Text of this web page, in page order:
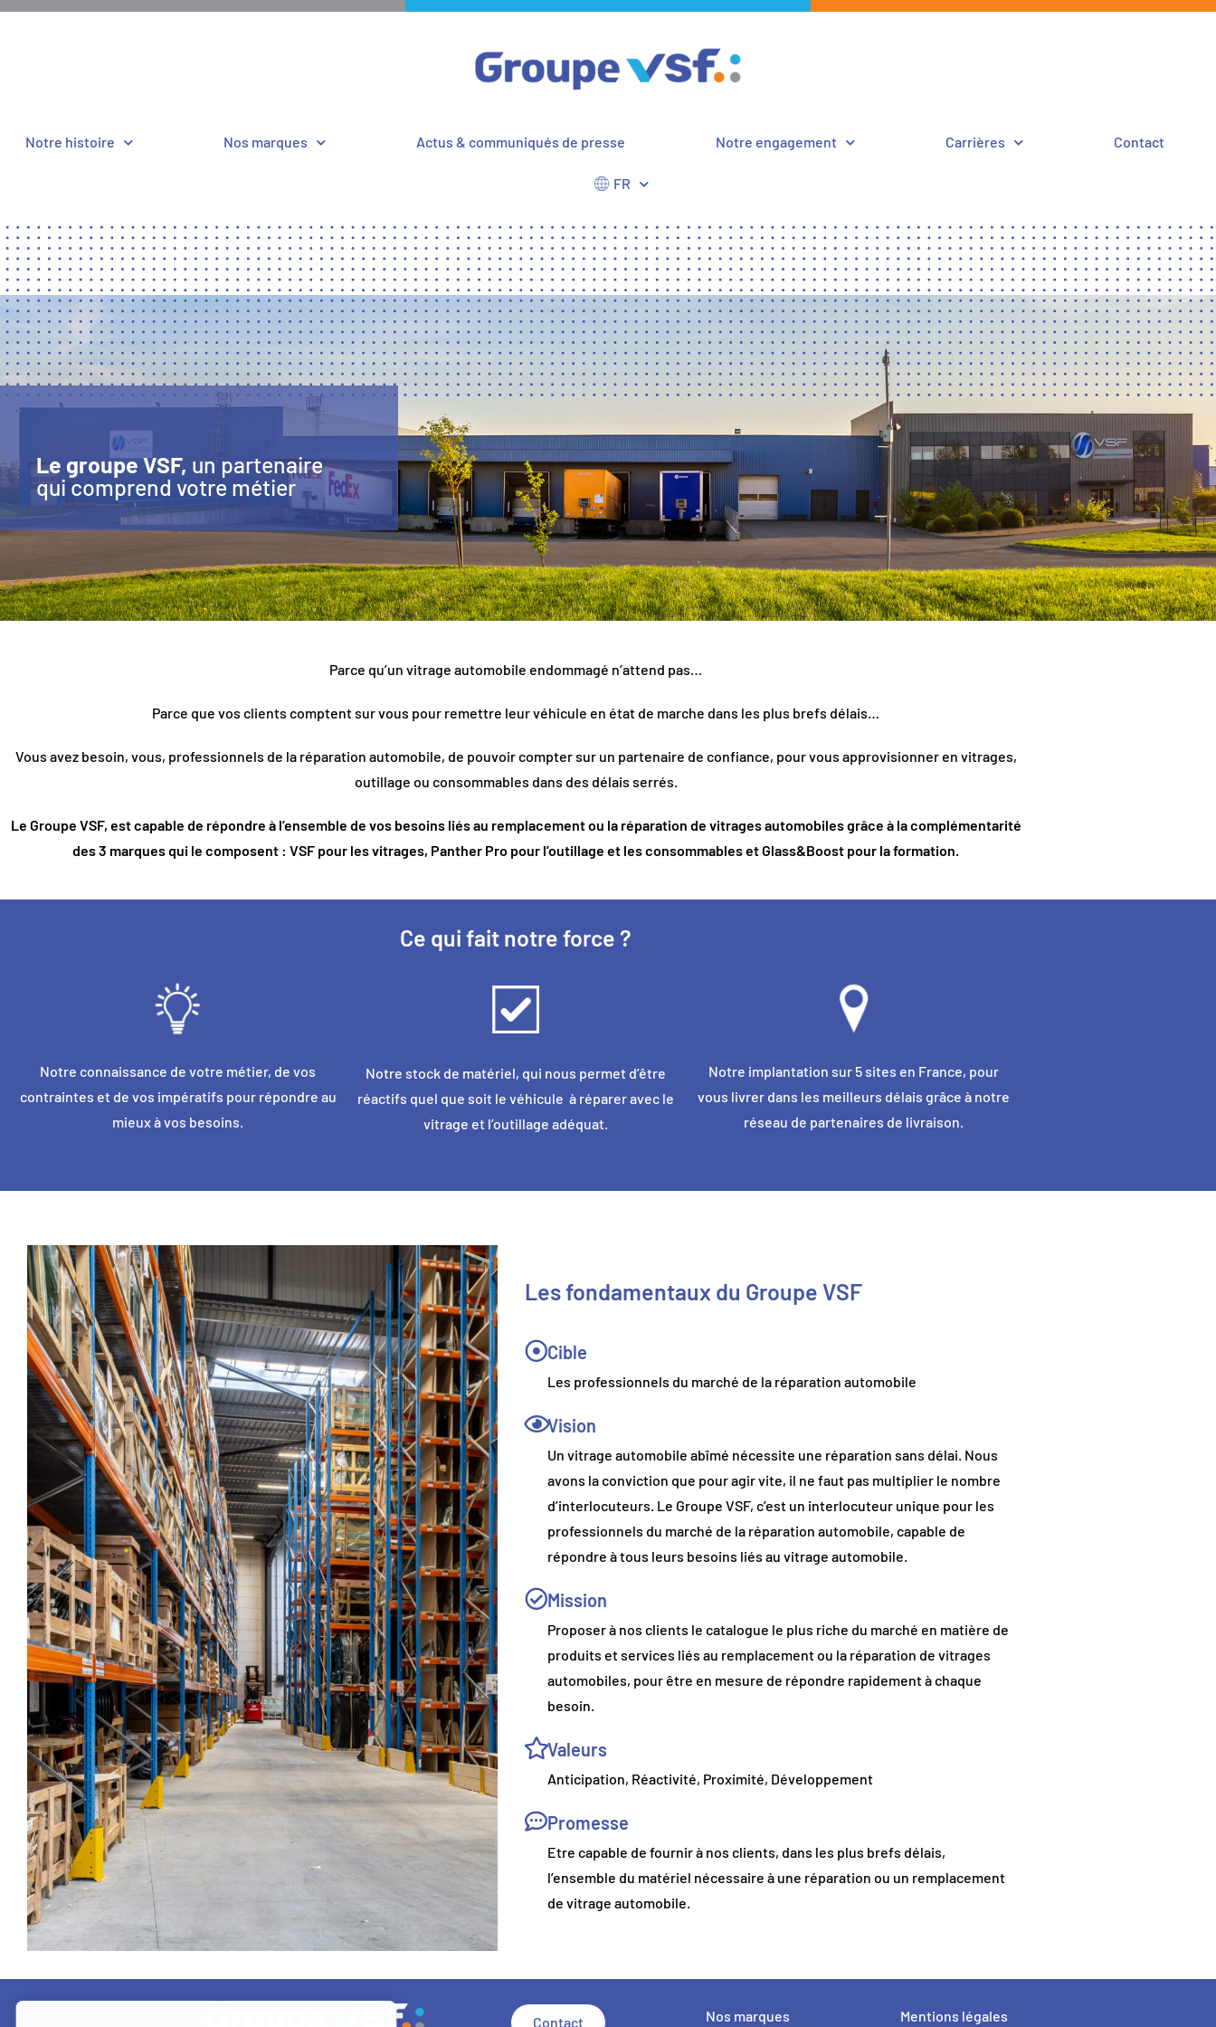
Notre histoire Nos marques Actus & communiqués de presse Notre engagement Carrières Contact
FR
Le groupe VSF, un partenaire
qui comprend votre métier
Parce qu’un vitrage automobile endommagé n’attend pas…
Parce que vos clients comptent sur vous pour remettre leur véhicule en état de marche dans les plus brefs délais…
Vous avez besoin, vous, professionnels de la réparation automobile, de pouvoir compter sur un partenaire de confiance, pour vous approvisionner en vitrages,
outillage ou consommables dans des délais serrés.
Le Groupe VSF, est capable de répondre à l’ensemble de vos besoins liés au remplacement ou la réparation de vitrages automobiles grâce à la complémentarité
des 3 marques qui le composent : VSF pour les vitrages, Panther Pro pour l’outillage et les consommables etGlass&Boost pour la formation.
Ce qui fait notre force ?
Notre connaissance de votre métier, de vos
contraintes et de vos impératifs pour répondre au
mieux à vos besoins.
Notre stock de matériel, qui nous permet d’être
réactifs quel que soit le véhicule à réparer avec le
vitrage et l’outillage adéquat.
Notre implantation sur 5 sites en France, pour
vous livrer dans les meilleurs délais grâce à notre
réseau de partenaires de livraison.
Les fondamentaux du Groupe VSF
Cible
Les professionnels du marché de la réparation automobile
Vision
Un vitrage automobile abîmé nécessite une réparation sans délai. Nous
avons la conviction que pour agir vite, il ne faut pas multiplier le nombre
d’interlocuteurs. Le Groupe VSF, c’est un interlocuteur unique pour les
professionnels du marché de la réparation automobile, capable de
répondre à tous leurs besoins liés au vitrage automobile.
Mission
Proposer à nos clients le catalogue le plus riche du marché en matière de
produits et services liés au remplacement ou la réparation de vitrages
automobiles, pour être en mesure de répondre rapidement à chaque
besoin.
Valeurs
Anticipation, Réactivité, Proximité, Développement
Promesse
Etre capable de fournir à nos clients, dans les plus brefs délais,
l’ensemble du matériel nécessaire à une réparation ou un remplacement
de vitrage automobile.
Contact Nos marques Mentions légales